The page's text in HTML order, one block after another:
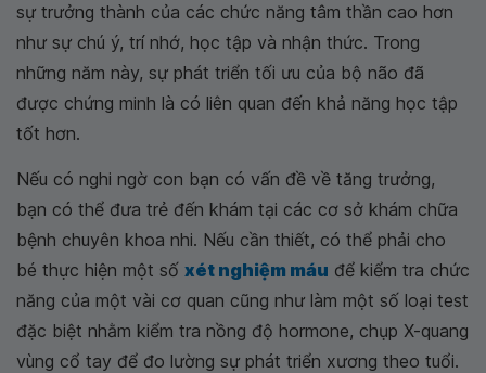
sự trưởng thành của các chức năng tâm thần cao hơn
như sự chú ý, trí nhớ, học tập và nhận thức. Trong
những năm này, sự phát triển tối ưu của bộ não đã
được chứng minh là có liên quan đến khả năng học tập
tốt hơn.
Nếu có nghi ngờ con bạn có vấn đề về tăng trưởng,
bạn có thể đưa trẻ đến khám tại các cơ sở khám chữa
bệnh chuyên khoa nhi. Nếu cần thiết, có thể phải cho
bé thực hiện một số xét nghiệm máu để kiểm tra chức
năng của một vài cơ quan cũng như làm một số loại test
đặc biệt nhằm kiểm tra nồng độ hormone, chụp X-quang
vùng cổ tay để đo lường sự phát triển xương theo tuổi.